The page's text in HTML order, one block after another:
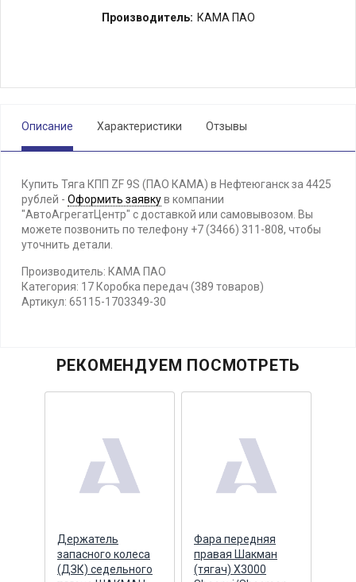
Производитель: КАМА ПАО
Описание Характеристики Отзывы
Купить Тяга КПП ZF 9S (ПАО КАМА) в Нефтеюганск за 4425
рублей - Оформить заявкув компании
"АвтоАгрегатЦентр" с доставкой или самовывозом. Вы
можете позвонить по телефону +7 (3466) 311-808, чтобы
уточнить детали.
Производитель: КАМА ПАО
Категория: 17 Коробка передач (389 товаров)
Артикул: 65115-1703349-30
РЕКОМЕНДУЕМ ПОСМОТРЕТЬ
Держатель
запасного колеса
(ДЗК) седельного
Фара передняя
правая Шакман
(тягач) X3000